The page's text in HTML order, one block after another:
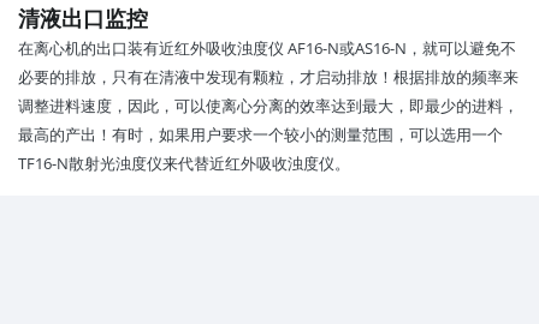
清液出口监控
在离心机的出口装有近红外吸收浊度仪 AF16-N或AS16-N，就可以避免不
必要的排放，只有在清液中发现有颗粒，才启动排放！根据排放的频率来
调整进料速度，因此，可以使离心分离的效率达到最大，即最少的进料，
最高的产出！有时，如果用户要求一个较小的测量范围，可以选用一个
TF16-N散射光浊度仪来代替近红外吸收浊度仪。